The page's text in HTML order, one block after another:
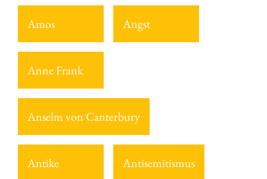
Amos Angst
Anne Frank
Anselm von Canterbury
Antike Antisemitismus